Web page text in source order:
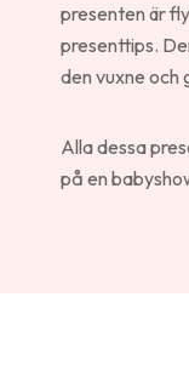
presenten är
presenttips.
den vuxne
Alla dessa
på en